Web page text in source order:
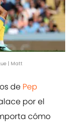
| Matt
de Pep
por el
cómo